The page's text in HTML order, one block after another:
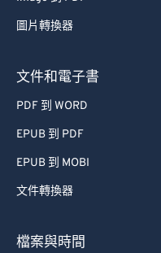
圖片轉換器
文件和電子書
PDF 到 WORD
EPUB 到 PDF
EPUB 到 MOBI
文件轉換器
檔案與時間